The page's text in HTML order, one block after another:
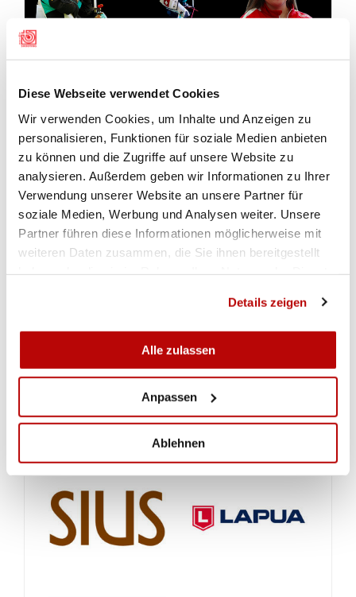
Diese Webseite verwendet Cookies
Wir verwenden Cookies, um Inhalte und Anzeigen zu
personalisieren, Funktionen für soziale Medien anbieten
zu können und die Zugriffe auf unsere Website zu
analysieren. Außerdem geben wir Informationen zu Ihrer
Verwendung unserer Website an unsere Partner für
soziale Medien, Werbung und Analysen weiter. Unsere
Partner führen diese Informationen möglicherweise mit
weiteren Daten zusammen, die Sie ihnen bereitgestellt
Details zeigen
Alle zulassen
Anpassen
Ablehnen
2020
4. Rang
Gewehr 50m liegend Juniorinnen
7. Rang
Gewehr 50m Dreistellung
7. Rang
Gewehr 50m liegend Juniorinnen
12. Rang
Gewehr 50m liegend Juniorinnen
15. Rang
Gewehr 50m Dreistellung
5. Rang
Gewehr 10m Juniorinnen U19 -
6. Rang
Gewehr 50m Dreistellung Junioren
2. Rang
Gewehr 10m Juniorinnen U10 -